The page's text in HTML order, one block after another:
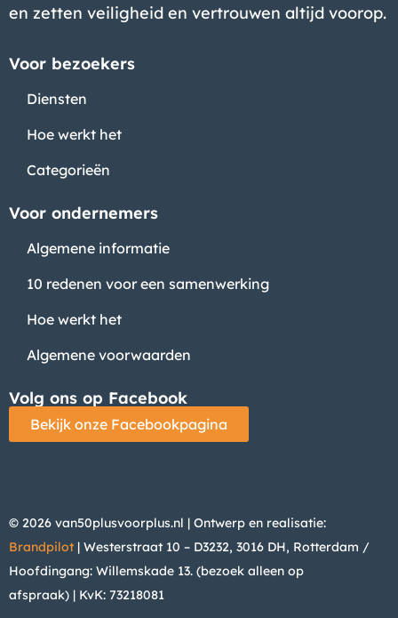
en zetten veiligheid en vertrouwen altijd voorop.
Voor bezoekers
Diensten
Hoe werkt het
Categorieën
Voor ondernemers
Algemene informatie
10 redenen voor een samenwerking
Hoe werkt het
Algemene voorwaarden
Volg ons op Facebook
Bekijk onze Facebookpagina
© 2026 van50plusvoorplus.nl | Ontwerp en realisatie:
Brandpilot | Westerstraat 10 – D3232, 3016 DH, Rotterdam /
Hoofdingang: Willemskade 13. (bezoek alleen op
afspraak) | KvK: 73218081